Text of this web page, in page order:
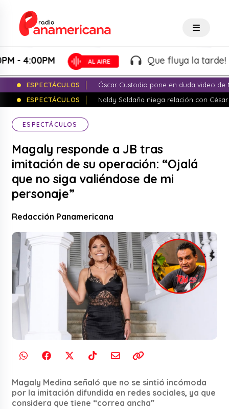
4:00PM Que fluya la tarde! -
ESPECTÁCULOS
Óscar Custodio pone en duda video de
ESPECTÁCULOS
Naldy Saldaña niega relación con
ESPECTÁCULOS
Magaly responde a JB tras
imitación de su operación: “Ojalá
que no siga valiéndose de mi
personaje”
Redacción Panamericana
Magaly Medina señaló que no se sintió incómoda
por la imitación difundida en redes sociales, ya que
considera que tiene “correa ancha”